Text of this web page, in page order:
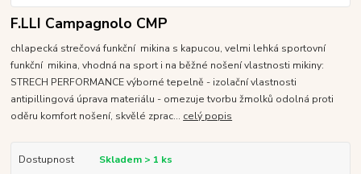
F.LLI Campagnolo CMP
chlapecká strečová funkční mikina s kapucou, velmi lehká sportovní
funkční mikina, vhodná na sport i na běžné nošení vlastnosti mikiny:
STRECH PERFORMANCE výborné tepelně - izolační vlastnosti
antipillingová úprava materiálu - omezuje tvorbu žmolků odolná proti
oděru komfort nošení, skvělé zprac... celý popis
Dostupnost
Skladem > 1 ks